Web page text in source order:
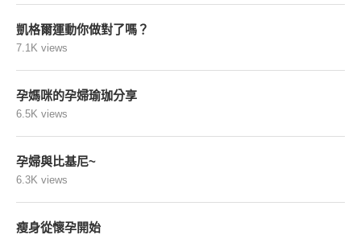
凱格爾運動你做對了嗎？
7.1K views
孕媽咪的孕婦瑜珈分享
6.5K views
孕婦與比基尼~
6.3K views
瘦身從懷孕開始